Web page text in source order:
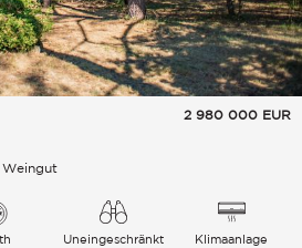
2 980 000 EUR
Weingut
Uneingeschränkt
Klimaanlage